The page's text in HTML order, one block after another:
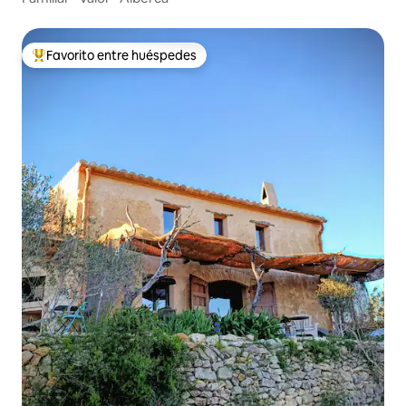
De los mejores en Favorito entre huéspedes
Favorito entre huéspedes